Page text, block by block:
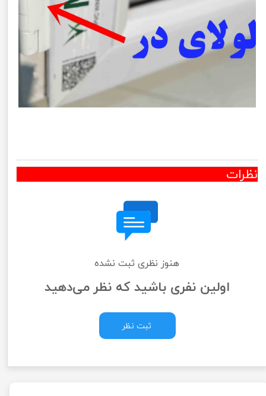
نظرات
هنوز نظری ثبت نشده
اولین نفری باشید که نظر می‌دهید
ثبت نظر